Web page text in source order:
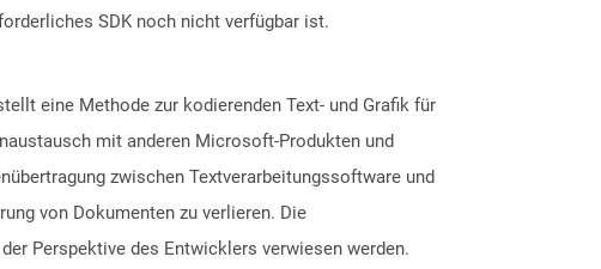
SDK noch nicht verfügbar ist.
eine Methode zur kodierenden Text- und Grafik für
mit anderen Microsoft-Produkten und
zwischen Textverarbeitungssoftware und
von Dokumenten zu verlieren. Die
Perspektive des Entwicklers verwiesen werden.